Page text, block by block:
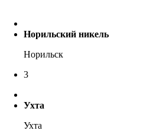
Норильский никель
Норильск
3
Ухта
Ухта